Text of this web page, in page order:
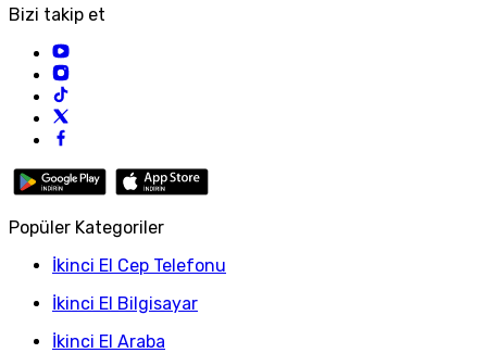
Bizi takip et
Popüler Kategoriler
İkinci El Cep Telefonu
İkinci El Bilgisayar
İkinci El Araba